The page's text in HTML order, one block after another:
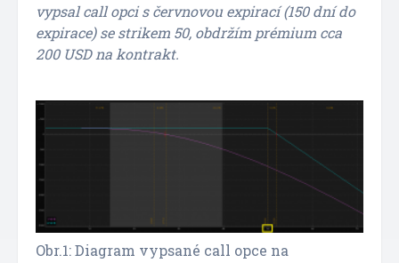
vypsal call opci s červnovou expirací (150 dní do
expirace) se strikem 50, obdržím prémium cca
200 USD na kontrakt.
Obr.1: Diagram vypsané call opce na